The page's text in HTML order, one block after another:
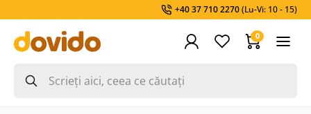
+40 37 710 2270(Lu-Vi: 10 - 15)
0